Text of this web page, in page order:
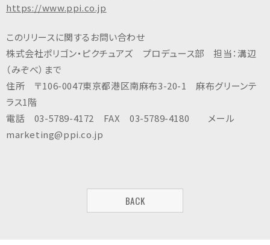
https://www.ppi.co.jp
このリリースに関するお問い合わせ
株式会社ポリゴン・ピクチュアズ プロデュース部 担当：溝辺
（みぞべ）まで
住所 〒106-0047東京都港区南麻布3-20-1 麻布グリーンテ
ラス1階
電話 03-5789-4172 FAX 03-5789-4180 メール
marketing@ppi.co.jp
BACK